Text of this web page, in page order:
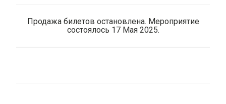
Продажа билетов остановлена. Мероприятие
состоялось 17 Мая 2025.